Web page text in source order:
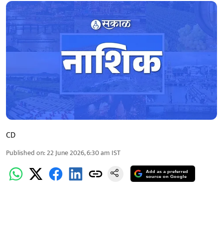
CD
Published on:22 June 2026, 6:30 am IST
Add as a preferred
source on Google